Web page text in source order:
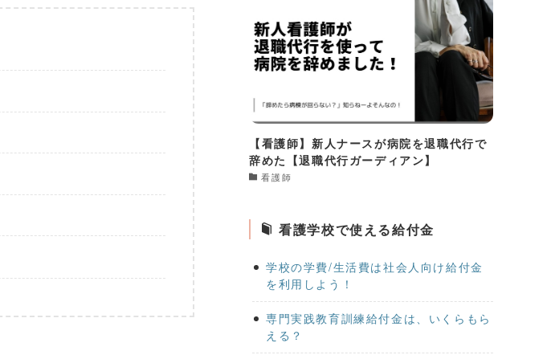
【看護師】新人ナースが病院を退職代行で
辞めた【退職代行ガーディアン】
看護師
看護学校で使える給付金
学校の学費/生活費は社会人向け給付金
を利用しよう！
専門実践教育訓練給付金は、いくらもら
える？